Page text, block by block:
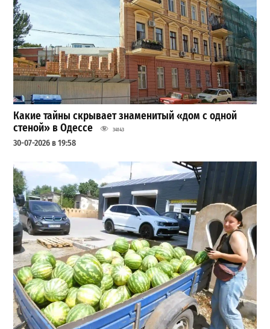
Какие тайны скрывает знаменитый «дом с одной
стеной» в Одессе
34143
30-07-2026 в 19:58